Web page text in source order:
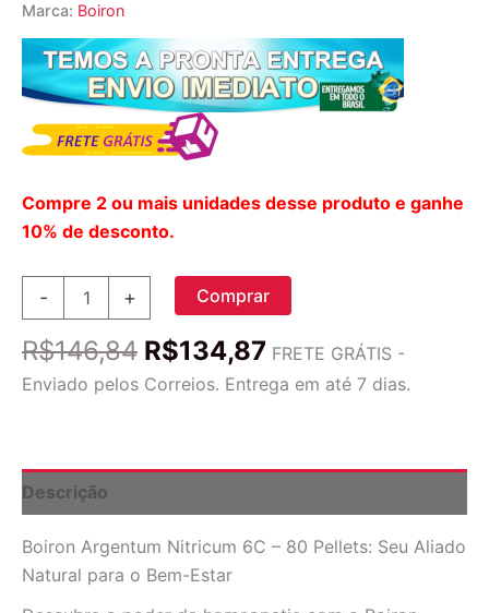
Marca: Boiron
Compre 2 ou mais unidades desse produto e ganhe
10% de desconto.
-
Argentum
6C
80
Ansiedade
Problemas
Digestivos
quantidade
+ Comprar
R$146,84 O
preço
R$146,84.
R$134,87O
preço
R$134,87.
FRETE GRÁTIS -
Enviado pelos Correios. Entrega em até 7 dias.
Descrição
Boiron Argentum Nitricum 6C – 80 Pellets: Seu Aliado
Natural para o Bem-Estar